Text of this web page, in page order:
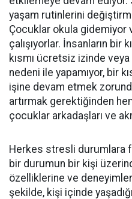
yaşam rutinlerini
Çocuklar okula gidemiyor
çalışıyorlar. İnsanların bir
kısmı ücretsiz izinde
nedeni ile yapamıyor, bir
işine devam etmek
artırmak gerektiğinden
çocuklar arkadaşları ve
Herkes stresli durumlara
bir durumun bir kişi
özelliklerine ve
şekilde, kişi içinde